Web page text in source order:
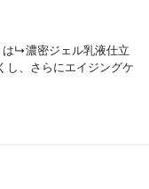
は↳濃密ジェル乳液仕立
し、さらにエイジングケ